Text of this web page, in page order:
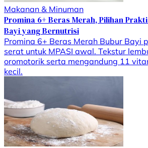
Makanan & Minuman
Promina 6+ Beras Merah, Pilihan
Bayi yang Bernutrisi
Promina 6+ Beras Merah Bubur Bayi
serat untuk MPASI awal. Tekstur
oromotorik serta mengandung 11
kecil.